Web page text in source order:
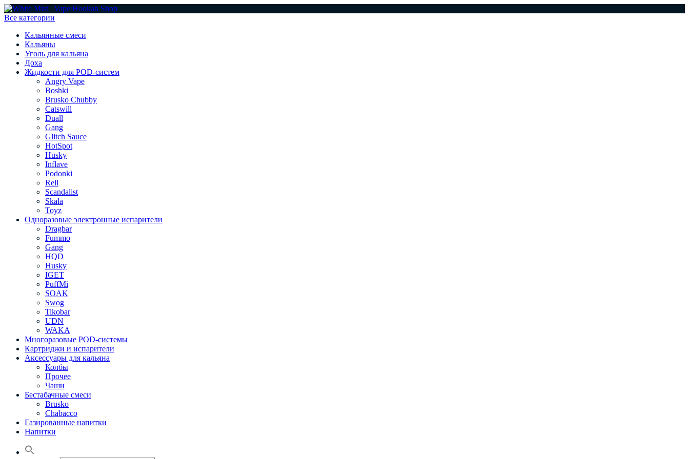
Все категории
Кальянные смеси
Кальяны
Уголь для кальяна
Доха
Жидкости для POD-систем
Angry Vape
Boshki
Brusko Chubby
Catswill
Duall
Gang
Glitch Sauce
HotSpot
Husky
Inflave
Podonki
Rell
Scandalist
Skala
Toyz
Одноразовые электронные испарители
Dragbar
Fummo
Gang
HQD
Husky
IGET
PuffMi
SOAK
Swog
Tikobar
UDN
WAKA
Многоразовые POD-системы
Картриджи и испарители
Аксессуары для кальяна
Колбы
Прочее
Чаши
Бестабачные смеси
Brusko
Chabacco
Газированные напитки
Напитки